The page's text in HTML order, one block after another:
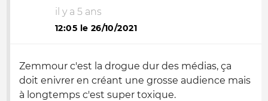
il y a 5 ans
12:05 le 26/10/2021
Zemmour c'est la drogue dur des médias, ça
doit enivrer en créant une grosse audience mais
à longtemps c'est super toxique.